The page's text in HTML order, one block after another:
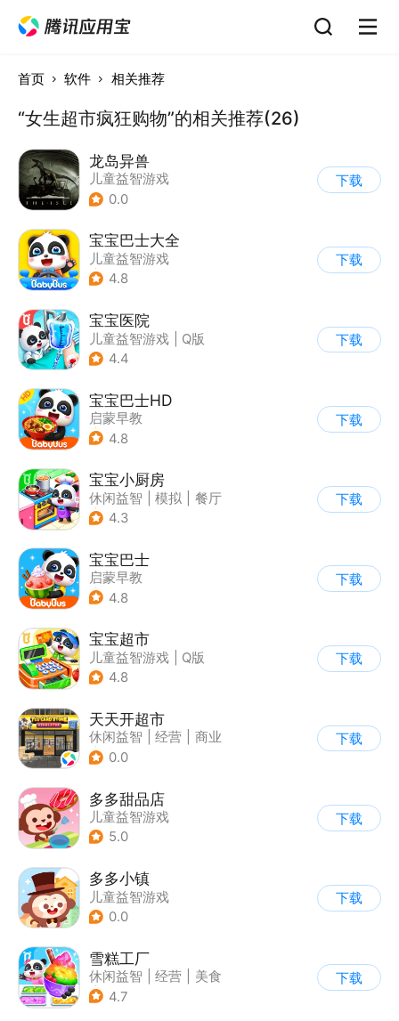
首页 软件 相关推荐
“女生超市疯狂购物”的相关推荐(26)
龙岛异兽
儿童益智游戏
0.0
下载
宝宝巴士大全
儿童益智游戏
| 启蒙早教
4.8
下载
宝宝医院
儿童益智游戏
Q版
4.4
下载
宝宝巴士HD
启蒙早教
| 儿童益智游戏
4.8
下载
宝宝小厨房
休闲益智 模拟
餐厅
| 宝宝巴士
4.3
下载
宝宝巴士
启蒙早教
| 儿童益智游戏
4.8
下载
宝宝超市
儿童益智游戏
Q版
4.8
下载
天天开超市
休闲益智 经营
商业
| 卡通
0.0
下载
多多甜品店
儿童益智游戏
5.0
下载
多多小镇
儿童益智游戏
0.0
下载
雪糕工厂
休闲益智 经营
美食
| 宝宝巴士
4.7
下载